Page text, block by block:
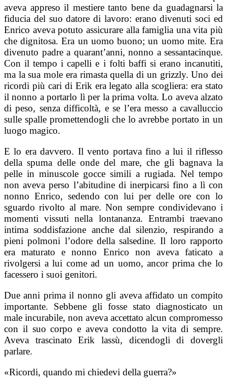
aveva appreso il mestiere tanto bene da guadagnarsi la
fiducia del suo datore di lavoro: erano divenuti soci ed
Enrico aveva potuto assicurare alla famiglia una vita più
che dignitosa. Era un uomo buono; un uomo mite. Era
divenuto padre a quarant’anni, nonno a sessantacinque.
Con il tempo i capelli e i folti baffi si erano incanutiti,
ma la sua mole era rimasta quella di un grizzly. Uno dei
ricordi più cari di Erik era legato alla scogliera: era stato
il nonno a portarlo lì per la prima volta. Lo aveva alzato
di peso, senza difficoltà, e se l’era messo a cavalluccio
sulle spalle promettendogli che lo avrebbe portato in un
luogo magico.
E lo era davvero. Il vento portava fino a lui il riflesso
della spuma delle onde del mare, che gli bagnava la
pelle in minuscole gocce simili a rugiada. Nel tempo
non aveva perso l’abitudine di inerpicarsi fino a lì con
nonno Enrico, sedendo con lui per delle ore con lo
sguardo rivolto al mare. Non sempre condividevano i
momenti vissuti nella lontananza. Entrambi traevano
intima soddisfazione anche dal silenzio, respirando a
pieni polmoni l’odore della salsedine. Il loro rapporto
era maturato e nonno Enrico non aveva faticato a
rivolgersi a lui come ad un uomo, ancor prima che lo
facessero i suoi genitori.
Due anni prima il nonno gli aveva affidato un compito
importante. Sebbene gli fosse stato diagnosticato un
male incurabile, non aveva accettato alcun compromesso
con il suo corpo e aveva condotto la vita di sempre.
Aveva trascinato Erik lassù, dicendogli di dovergli
parlare.
«Ricordi, quando mi chiedevi della guerra?»